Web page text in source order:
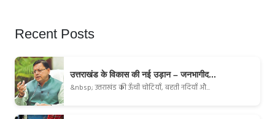
Recent Posts
उत्तराखंड के विकास की नई उड़ान – जनभागीद...
&nbsp; उत्तराखंड की ऊँची चोटियाँ, बहती नदियाँ औ...